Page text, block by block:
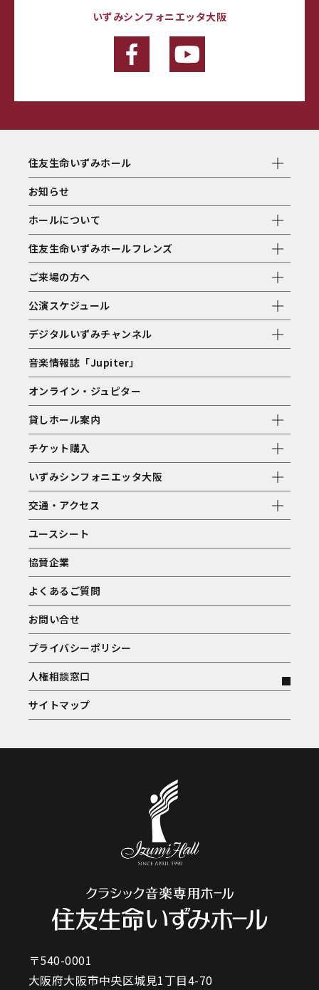
いずみシンフォニエッタ大阪
住友生命いずみホール
お知らせ
ホールについて
住友生命いずみホールフレンズ
ご来場の方へ
公演スケジュール
デジタルいずみチャンネル
音楽情報誌「Jupiter」
オンライン・ジュピター
貸しホール案内
チケット購入
いずみシンフォニエッタ大阪
交通・アクセス
ユースシート
協賛企業
よくあるご質問
お問い合せ
プライバシーポリシー
人権相談窓口
サイトマップ
〒540-0001
大阪府大阪市中央区城見1丁目4-70